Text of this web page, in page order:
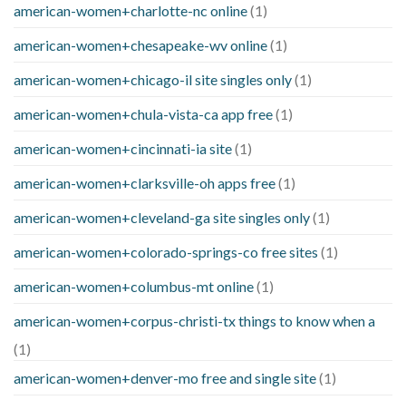
american-women+charlotte-nc online(1)
american-women+chesapeake-wv online(1)
american-women+chicago-il site singles only(1)
american-women+chula-vista-ca app free(1)
american-women+cincinnati-ia site(1)
american-women+clarksville-oh apps free(1)
american-women+cleveland-ga site singles only(1)
american-women+colorado-springs-co free sites (1)
american-women+columbus-mt online(1)
american-women+corpus-christi-tx things to know when a
(1)
american-women+denver-mo free and single site(1)